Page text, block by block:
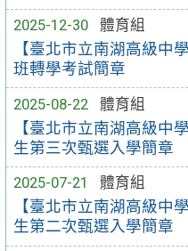
2025-12-30
體育組
【臺北市立南湖高級中
班轉學考試簡章
2025-08-22
體育組
【臺北市立南湖高級中
生第三次甄選入學簡章
2025-07-21
體育組
【臺北市立南湖高級中
生第二次甄選入學簡章